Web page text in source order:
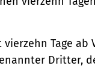
Tage ab
Dritter,